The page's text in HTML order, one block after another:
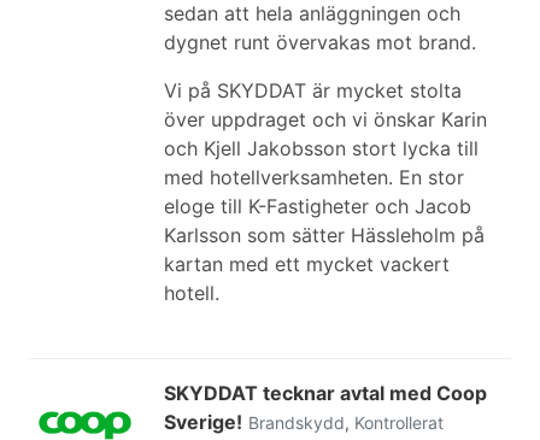
sedan att hela anläggningen och
dygnet runt övervakas mot brand.
Vi på SKYDDAT är mycket stolta
över uppdraget och vi önskar Karin
och Kjell Jakobsson stort lycka till
med hotellverksamheten. En stor
eloge till K-Fastigheter och Jacob
Karlsson som sätter Hässleholm på
kartan med ett mycket vackert
hotell.
SKYDDAT tecknar avtal med Coop
Sverige! Brandskydd, Kontrollerat